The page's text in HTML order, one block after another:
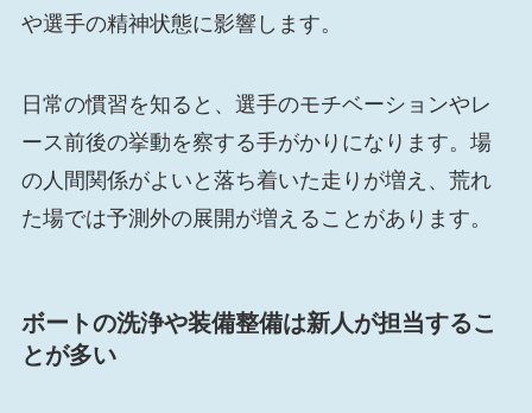
や選手の精神状態に影響します。
日常の慣習を知ると、選手のモチベーションやレ
ース前後の挙動を察する手がかりになります。場
の人間関係がよいと落ち着いた走りが増え、荒れ
た場では予測外の展開が増えることがあります。
ボートの洗浄や装備整備は新人が担当するこ
とが多い